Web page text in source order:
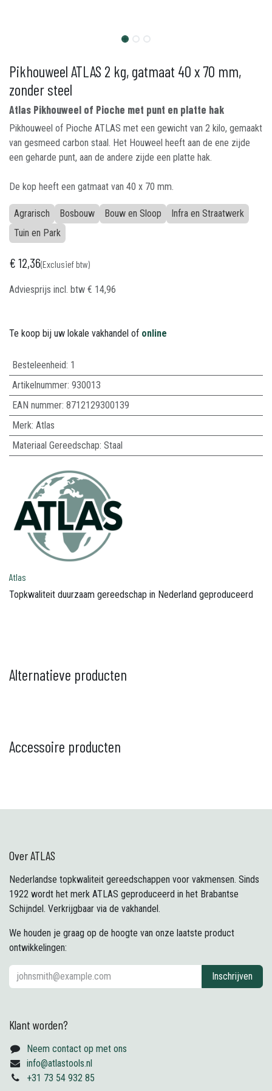
Pikhouweel ATLAS 2 kg, gatmaat 40 x 70 mm,
zonder steel
Atlas Pikhouweel of Pioche met punt en platte hak
Pikhouweel of Pioche ATLAS met een gewicht van 2 kilo, gemaakt
van gesmeed carbon staal. Het Houweel heeft aan de ene zijde
een geharde punt, aan de andere zijde een platte hak.
De kop heeft een gatmaat van 40 x 70 mm.
Agrarisch Bosbouw Bouw en Sloop
Infra en Straatwerk
Tuin en Park
€12,36(Exclusief btw)
Adviesprijs incl. btw € 14,96
Te koop bij uw lokale vakhandel of online
Besteleenheid: 1
Artikelnummer: 930013
EAN nummer: 8712129300139
Merk: Atlas
Materiaal Gereedschap: Staal
Atlas
Topkwaliteit duurzaam gereedschap in Nederland geproduceerd
Alternatieve producten
Accessoire producten
Over ATLAS
Nederlandse topkwaliteit gereedschappen voor vakmensen. Sinds
1922 wordt het merk ATLAS geproduceerd in het Brabantse
Schijndel. Verkrijgbaar via de vakhandel.
We houden je graag op de hoogte van onze laatste product
ontwikkelingen:
Inschrijven
Klant worden?
Neem contact op met ons
info@atlastools.nl
+31 73 54 932 85